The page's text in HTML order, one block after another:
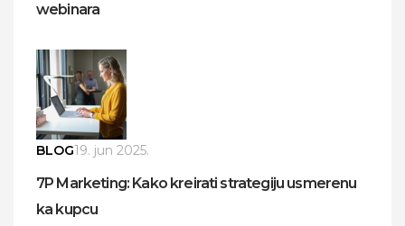
webinara
BLOG19. jun 2025.
7P Marketing: Kako kreirati strategiju usmerenu
ka kupcu